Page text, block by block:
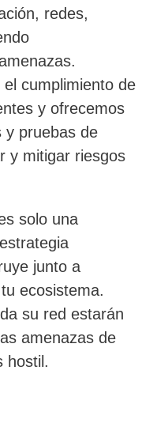
redes,
cumplimiento de
y ofrecemos
y pruebas de
y mitigar riesgos
solo una
junto a
ecosistema.
su red estarán
amenazas de
hostil.